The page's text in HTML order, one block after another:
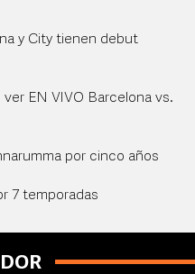
y City tienen debut
EN VIVO Barcelona vs.
por cinco años
7 temporadas